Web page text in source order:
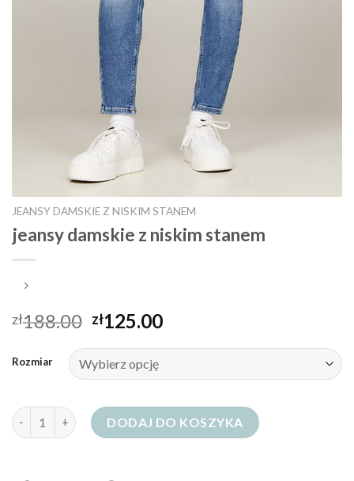
JEANSY DAMSKIE Z NISKIM STANEM
jeansy damskie z niskim stanem
zł188.00 zł125.00
Rozmiar
ilość jeansy damskie z niskim stanem
DODAJ DO KOSZYKA